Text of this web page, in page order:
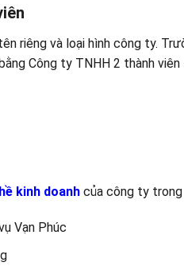
riêng và loại hình công ty.
Công ty TNHH 2 thành viên
kinh doanh của công ty
Vạn Phúc